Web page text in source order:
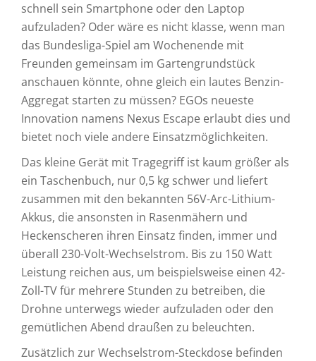
schnell sein Smartphone oder den Laptop
aufzuladen? Oder wäre es nicht klasse, wenn man
das Bundesliga-Spiel am Wochenende mit
Freunden gemeinsam im Gartengrundstück
anschauen könnte, ohne gleich ein lautes Benzin-
Aggregat starten zu müssen? EGOs neueste
Innovation namens Nexus Escape erlaubt dies und
bietet noch viele andere Einsatzmöglichkeiten.
Das kleine Gerät mit Tragegriff ist kaum größer als
ein Taschenbuch, nur 0,5 kg schwer und liefert
zusammen mit den bekannten 56V-Arc-Lithium-
Akkus, die ansonsten in Rasenmähern und
Heckenscheren ihren Einsatz finden, immer und
überall 230-Volt-Wechselstrom. Bis zu 150 Watt
Leistung reichen aus, um beispielsweise einen 42-
Zoll-TV für mehrere Stunden zu betreiben, die
Drohne unterwegs wieder aufzuladen oder den
gemütlichen Abend draußen zu beleuchten.
Zusätzlich zur Wechselstrom-Steckdose befinden